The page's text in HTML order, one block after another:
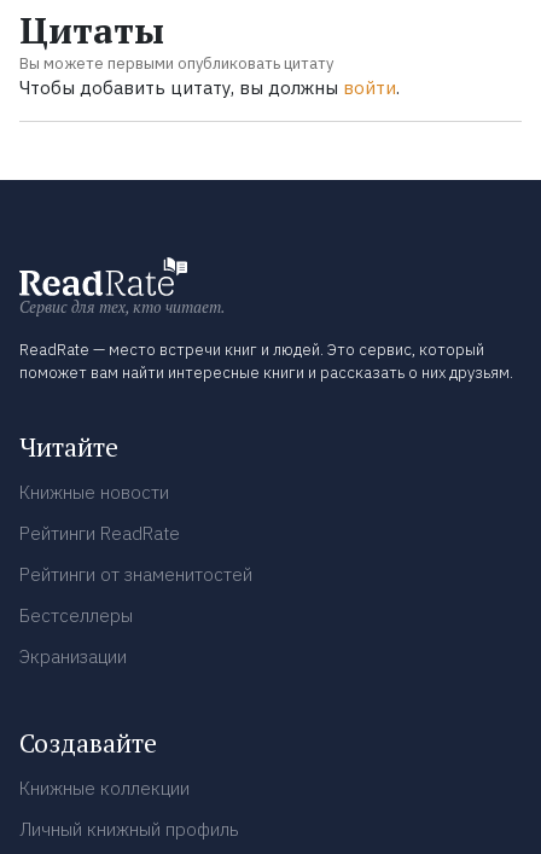
Цитаты
Вы можете первыми опубликовать цитату
Чтобы добавить цитату, вы должны войти.
Сервис для тех, кто читает.
ReadRate — место встречи книг и людей. Это сервис, который
поможет вам найти интересные книги и рассказать о них друзьям.
Читайте
Книжные новости
Рейтинги ReadRate
Рейтинги от знаменитостей
Бестселлеры
Экранизации
Создавайте
Книжные коллекции
Личный книжный профиль